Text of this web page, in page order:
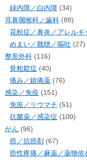
緑内障／白内障 (34)
耳鼻咽喉科／歯科 (88)
花粉症／鼻炎／アレルギ
めまい／難聴／嘔吐 (27)
整形外科 (116)
骨粗鬆症 (40)
痛み／鎮痛薬 (76)
感染／免疫 (151)
免疫／リウマチ (51)
抗菌薬／感染症 (100)
がん (96)
癌／抗癌剤 (67)
癌性疼痛／麻薬／薬物依